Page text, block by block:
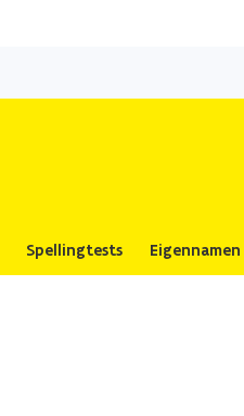
Spellingtests Eigennamen